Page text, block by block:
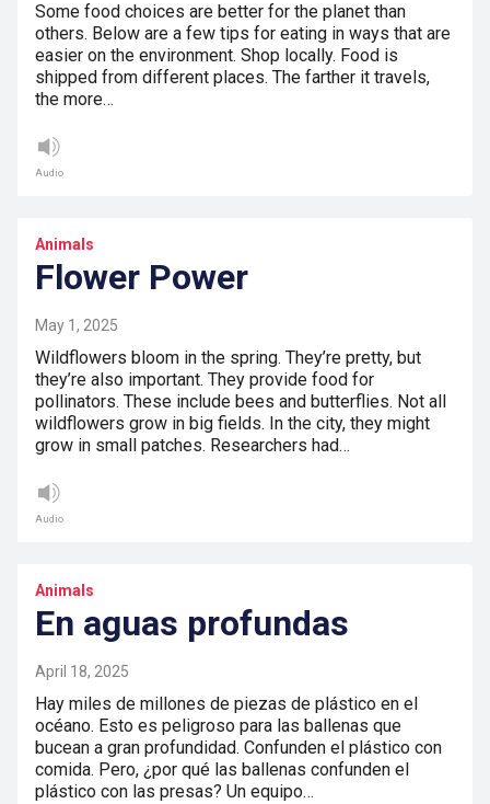
Some food choices are better for the planet than
others. Below are a few tips for eating in ways that are
easier on the environment. Shop locally. Food is
shipped from different places. The farther it travels,
the more…
Audio
Animals
Flower Power
May 1, 2025
Wildflowers bloom in the spring. They’re pretty, but
they’re also important. They provide food for
pollinators. These include bees and butterflies. Not all
wildflowers grow in big fields. In the city, they might
grow in small patches. Researchers had…
Audio
Animals
En aguas profundas
April 18, 2025
Hay miles de millones de piezas de plástico en el
océano. Esto es peligroso para las ballenas que
bucean a gran profundidad. Confunden el plástico con
comida. Pero, ¿por qué las ballenas confunden el
plástico con las presas? Un equipo…